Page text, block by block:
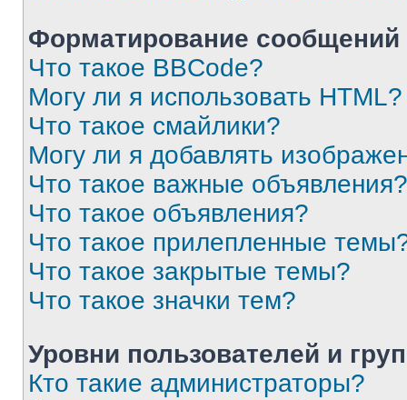
Форматирование
Что такое BBCode?
Могу ли я использовать HTML?
Что такое смайлики?
Могу ли я добавлять
Что такое важные объявления?
Что такое объявления?
Что такое прилепленные
Что такое закрытые темы?
Что такое значки тем?
Уровни пользователей и
Кто такие администраторы?